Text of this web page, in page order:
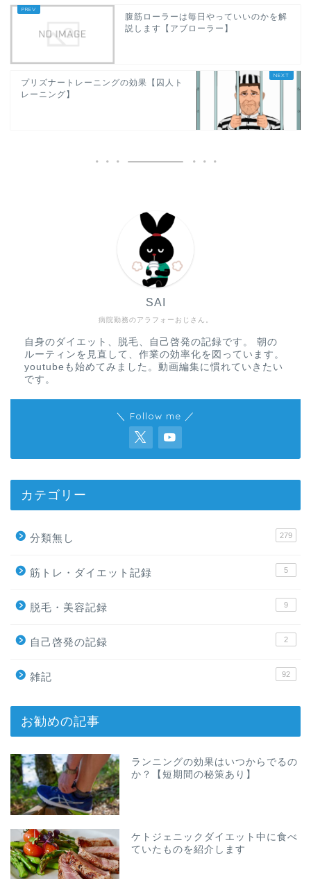
腹筋ローラーは毎日やっていいのかを解
説します【アブローラー】
プリズナートレーニングの効果【囚人ト
レーニング】
病院勤務のアラフォーおじさん。
SAI
自身のダイエット、脱毛、自己啓発の記録です。 朝の
ルーティンを見直して、作業の効率化を図っています。
youtubeも始めてみました。動画編集に慣れていきたい
です。
＼ Follow me ／
カテゴリー
分類無し 279
筋トレ・ダイエット記録 5
脱毛・美容記録 9
自己啓発の記録 2
雑記 92
お勧めの記事
ランニングの効果はいつからでるの
か？【短期間の秘策あり】
ケトジェニックダイエット中に食べ
ていたものを紹介します